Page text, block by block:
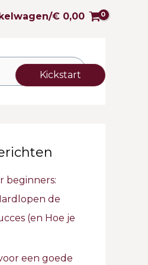
€0,00
Kickstart
beginners:
de
(en Hoe je
een goede